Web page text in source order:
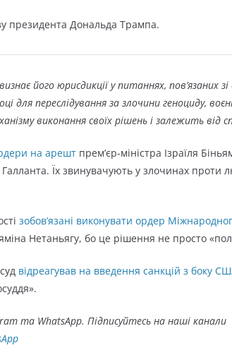
президента Дональда Трампа.
його юрисдикції у питаннях, пов’язаних
для переслідування за злочини геноциду,
виконання своїх рішень і залежить від
на арешт премʼєр-міністра Ізраїля
Їх звинувачують у злочинах проти
зобов’язані виконувати ордер
Нетаньягу, бо це рішення не просто
відреагував на введення санкцій з боку
та WhatsApp. Підписуйтесь на наші канали